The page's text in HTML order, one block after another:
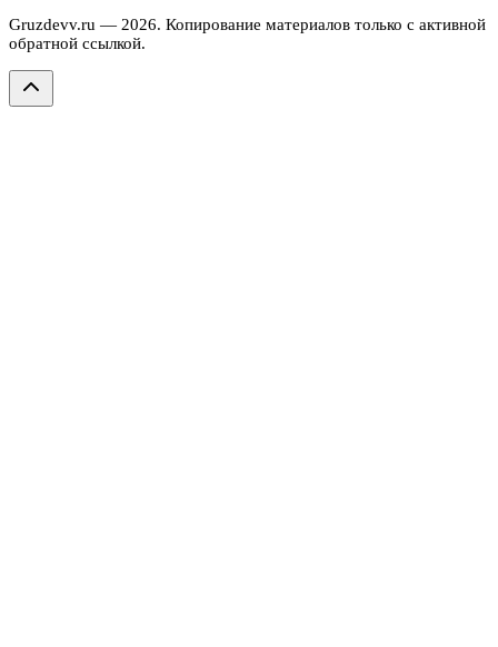
Gruzdevv.ru — 2026. Копирование материалов только с активной
обратной ссылкой.